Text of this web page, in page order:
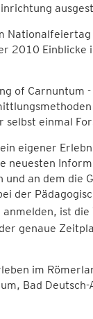
Nationalfeiertag
2010 Einblicke
of Carnuntum
einmal
eigener
neuesten
an dem die
der
ist die
genaue
im
Bad